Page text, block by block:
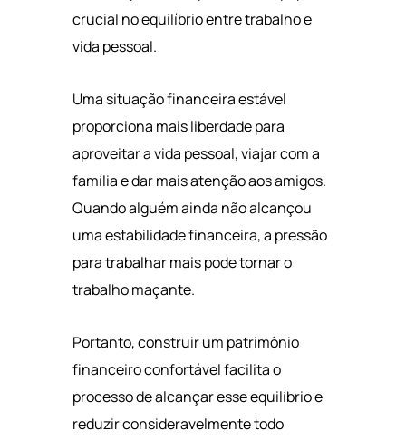
crucial no equilíbrio entre trabalho e
vida pessoal.
Uma situação financeira estável
proporciona mais liberdade para
aproveitar a vida pessoal, viajar com a
família e dar mais atenção aos amigos.
Quando alguém ainda não alcançou
uma estabilidade financeira, a pressão
para trabalhar mais pode tornar o
trabalho maçante.
Portanto, construir um patrimônio
financeiro confortável facilita o
processo de alcançar esse equilíbrio e
reduzir consideravelmente todo